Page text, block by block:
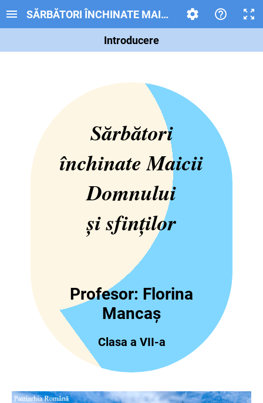
SĂRBĂTORI ÎNCHINATE MAICII DOMNULUI ȘI
Introducere
Sărbători
închinate Maicii
Domnului
și sfinților
Profesor: Florina
Mancaș
Clasa a VII-a